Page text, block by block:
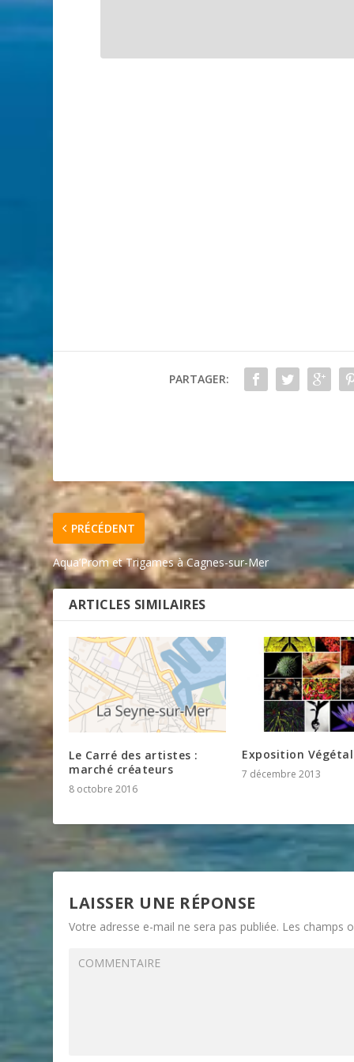
PARTAGER:
PRÉCÉDENT
Aqua’Prom et Trigames à Cagnes-sur-Mer
ARTICLES SIMILAIRES
Le Carré des artistes :
marché créateurs
8 octobre 2016
Exposition
7 décembre 2013
LAISSER UNE RÉPONSE
Votre adresse e-mail ne sera pas publiée. Les champs